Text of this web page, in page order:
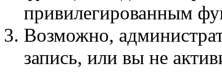
привилегированным
Возможно,
запись, или вы не